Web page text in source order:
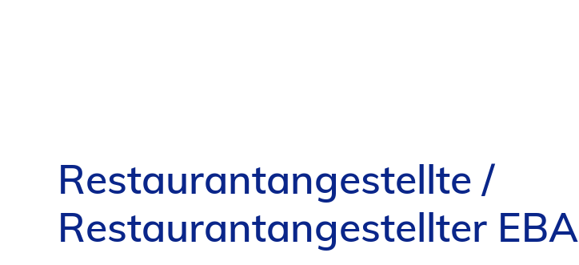
Restaurantangestellte /
Restaurantangestellter EBA